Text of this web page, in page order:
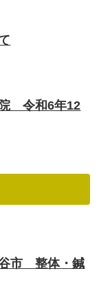
令和6年12
市 整体・鍼